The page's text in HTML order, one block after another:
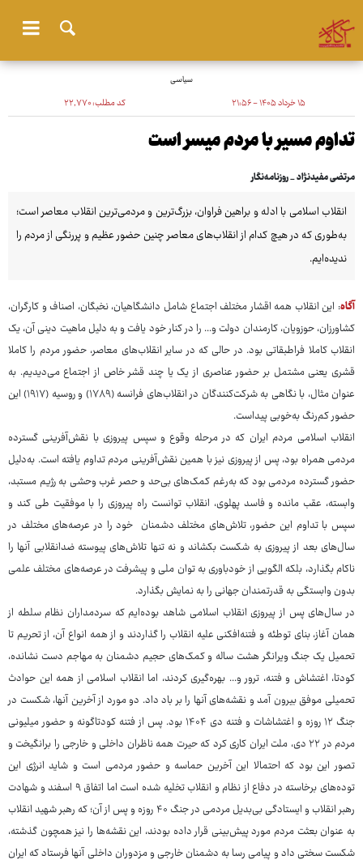
سیاسی
۱۵ خرداد ۱۴۰۵ - ۲۱:۵۶ کد مطلب:۲۲٬۷۷۰
تداوم مسیر با مردم میسر است
مرتضی مفیدنژاد _ روزنامه‌نگار
انقلاب اسلامی با ادله و براهین فراوان، بزرگ‌ترین و مردمی‌ترین انقلاب معاصر است؛
به‌طوری که در هیچ کدام از انقلاب‌های معاصر چنین حضور عظیم و پررنگی از مردم را
ندیده‌ایم.
آگاه: این انقلاب همه اقشار مختلف اجتماع شامل دانشگاهیان، نخبگان، اصناف و کارگران،
کشاورزان، حوزویان، کارمندان دولت و... را در کنار خود یافت و به دلیل ماهیت دینی آن، یک
انقلاب کاملا فراطبقاتی بود. در حالی که در سایر انقلاب‌های معاصر، حضور مردم را کاملا
قشری یعنی مشتمل بر حضور عناصری از یک یا چند قشر خاص از اجتماع می‌دیدیم. به
عنوان مثال، با نگاهی به شرکت‌کنندگان در انقلاب‌های فرانسه (۱۷۸۹) و روسیه (۱۹۱۷) این
حضور کم‌رنگ به‌خوبی پیداست.
انقلاب اسلامی مردم ایران که در مرحله وقوع و سپس پیروزی با نقش‌آفرینی گسترده
مردمی همراه بود، پس از پیروزی نیز با همین نقش‌آفرینی مردم تداوم یافته است. به‌دلیل
حضور گسترده مردمی بود که به‌رغم کمک‌های بی‌حد و حصر غرب وحشی به رژیم مستبد،
وابسته، عقب مانده و فاسد پهلوی، انقلاب توانست راه پیروزی را با موفقیت طی کند و
سپس با تداوم این حضور، تلاش‌های مختلف دشمنان خود را در عرصه‌های مختلف در
سال‌های بعد از پیروزی به شکست بکشاند و نه تنها تلاش‌های پیوسته ضدانقلابی آنها را
ناکام بگذارد، بلکه الگویی از خودباوری به توان ملی و پیشرفت در عرصه‌های مختلف علمی
بدون وابستگی به قدرتمندان جهانی را به نمایش بگذارد.
در سال‌های پس از پیروزی انقلاب اسلامی شاهد بوده‌ایم که سردمداران نظام سلطه از
همان آغاز، بنای توطئه و فتنه‌افکنی علیه انقلاب را گذاردند و از همه انواع آن، از تحریم تا
تحمیل یک جنگ ویرانگر هشت ساله و کمک‌های حجیم دشمنان به مهاجم دست نشانده،
کودتا، اغتشاش و فتنه، ترور و... بهره‌گیری کردند، اما انقلاب اسلامی از همه این حوادث
تحمیلی موفق بیرون آمد و نقشه‌های آنها را بر باد داد. دو مورد از آخرین آنها، شکست در
جنگ ۱۲ روزه و اغتشاشات و فتنه دی ۱۴۰۴ بود. پس از فتنه کودتاگونه و حضور میلیونی
مردم در ۲۲ دی، ملت ایران کاری کرد که حیرت همه ناظران داخلی و خارجی را برانگیخت و
تصور این بود که احتمالا این آخرین حماسه و حضور مردمی است و شاید انرژی این
توده‌های برخاسته در دفاع از نظام و انقلاب تخلیه شده است اما اتفاق ۹ اسفند و شهادت
رهبر انقلاب و ایستادگی بی‌بدیل مردمی در جنگ ۴۰ روزه و پس از آن؛ که رهبر شهید انقلاب
به عنوان بعثت مردم مورد پیش‌بینی قرار داده بودند، این نقشه‌ها را نیز همچون گذشته،
شکست سختی داد و پیامی رسا به دشمنان خارجی و مزدوران داخلی آنها فرستاد که ایران